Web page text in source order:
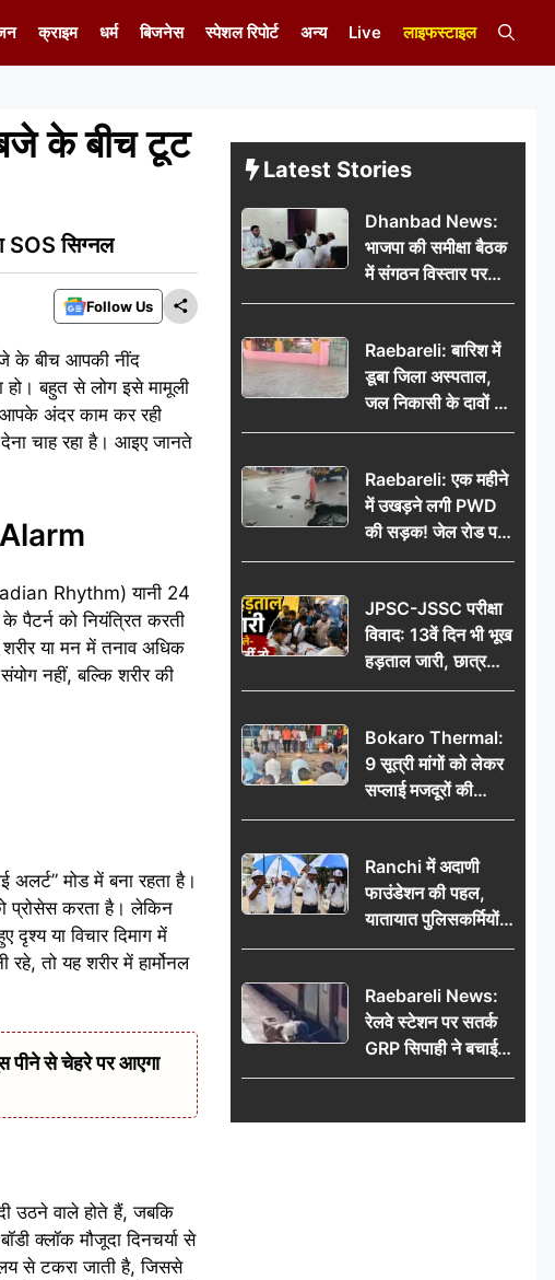
क्राइम धर्म बिजनेस स्पेशल रिपोर्ट अन्य Live लाइफस्टाइल
के बीच टूट
सिग्नल
Follow Us
के बीच आपकी नींद
बहुत से लोग इसे मामूली
अंदर काम कर रही
चाह रहा है। आइए जानते
Alarm
Rhythm) यानी 24
पैटर्न को नियंत्रित करती
या मन में तनाव अधिक
नहीं, बल्कि शरीर की
मोड में बना रहता है।
प्रोसेस करता है। लेकिन
या विचार दिमाग में
तो यह शरीर में हार्मोनल
पीने से चेहरे पर आएगा
उठने वाले होते हैं, जबकि
क्लॉक मौजूदा दिनचर्या से
से टकरा जाती है, जिससे
Latest Stories
Dhanbad News:
भाजपा की समीक्षा बैठक
में संगठन विस्तार पर
मंथन, बीडीओ से
जनसमस्याओं का विवरण
Raebareli: बारिश में
डूबा जिला अस्पताल,
जल निकासी के दावों की
खुली पोल
Raebareli: एक महीने
में उखड़ने लगी PWD
की सड़क! जेल रोड पर
गड्ढे ने खोली निर्माण
की उठी मांग
JPSC-JSSC परीक्षा
विवाद: 13वें दिन भी भूख
हड़ताल जारी, छात्र
बोले- जांच नहीं तो
Bokaro Thermal:
9 सूत्री मांगों को लेकर
सप्लाई मजदूरों की
हुंकार, 12 अगस्त के
Ranchi में अदाणी
फाउंडेशन की पहल,
यातायात पुलिसकर्मियों
को वितरित किए गए छाते
Raebareli News:
रेलवे स्टेशन पर सतर्क
GRP सिपाही ने बचाई
महिला की जान, चलती
हादसा टला; घटना